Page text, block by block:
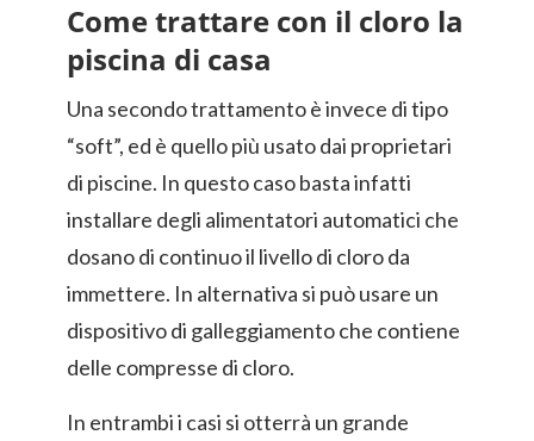
Come trattare con il cloro la
piscina di casa
Una secondo trattamento è invece di tipo
“soft”, ed è quello più usato dai proprietari
di piscine. In questo caso basta infatti
installare degli alimentatori automatici che
dosano di continuo il livello di cloro da
immettere. In alternativa si può usare un
dispositivo di galleggiamento che contiene
delle compresse di cloro.
In entrambi i casi si otterrà un grande